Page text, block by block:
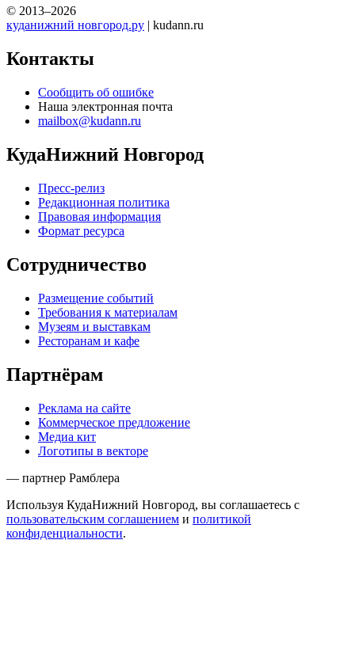
© 2013–2026
куданижний новгород.ру | kudann.ru
Контакты
Сообщить об ошибке
Наша электронная почта
mailbox@kudann.ru
КудаНижний Новгород
Пресс-релиз
Редакционная политика
Правовая информация
Формат ресурса
Сотрудничество
Размещение событий
Требования к материалам
Музеям и выставкам
Ресторанам и кафе
Партнёрам
Реклама на сайте
Коммерческое предложение
Медиа кит
Логотипы в векторе
— партнер Рамблера
Используя КудаНижний Новгород, вы соглашаетесь с
пользовательским соглашением и политикой
конфиденциальности.